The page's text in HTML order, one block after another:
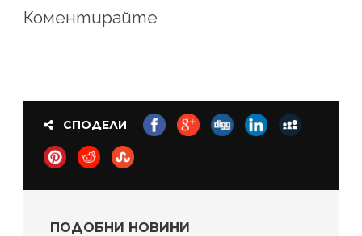
Коментирайте
СПОДЕЛИ
ПОДОБНИ НОВИНИ